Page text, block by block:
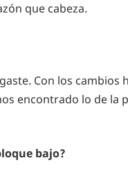
que cabeza.
Con los cambios
encontrado lo de la
bajo?